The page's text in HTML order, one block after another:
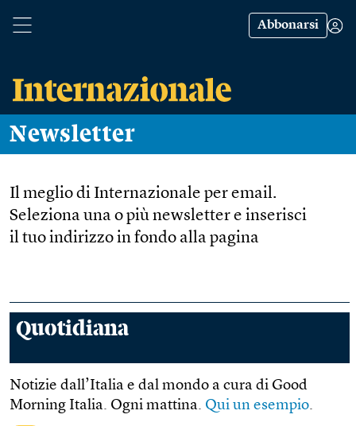
Abbonarsi
Newsletter
Il meglio di Internazionale per email.
Seleziona una o più newsletter e inserisci
il tuo indirizzo in fondo alla pagina
Quotidiana
Notizie dall’Italia e dal mondo a cura di Good
Morning Italia. Ogni mattina. Qui un esempio.